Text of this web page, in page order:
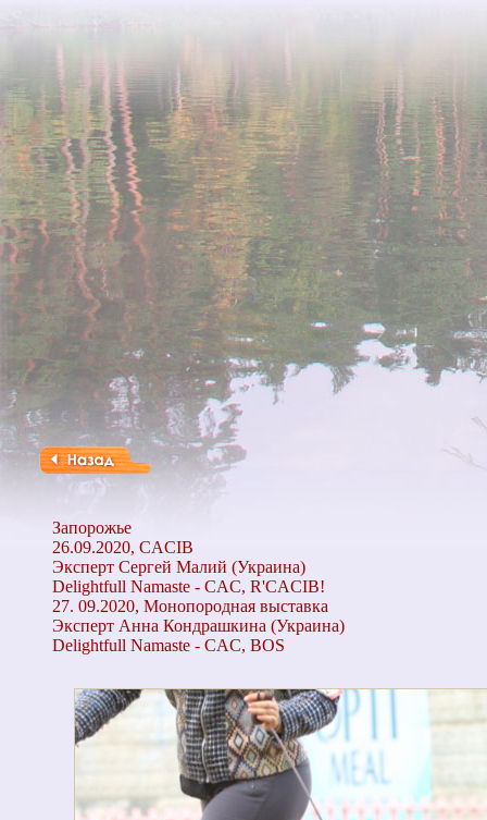
Запорожье
26.09.2020, CACIB
Эксперт Сергей Малий (Украина)
Delightfull Namaste - CAC, R'CACIB!
27. 09.2020, Монопородная выставка
Эксперт Анна Кондрашкина (Украина)
Delightfull Namaste - CAC, BOS